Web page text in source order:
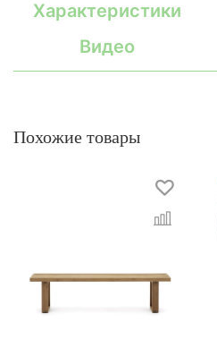
Характеристики
Видео
Похожие товары